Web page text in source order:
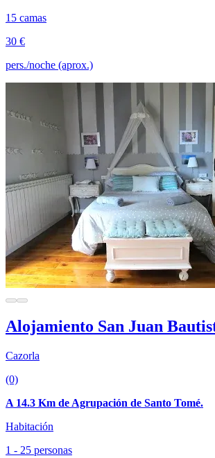
15 camas
30 €
pers./noche (aprox.)
Alojamiento San Juan
Cazorla
(0)
A 14.3 Km de Agrupación de Santo Tomé.
Habitación
1 - 25 personas